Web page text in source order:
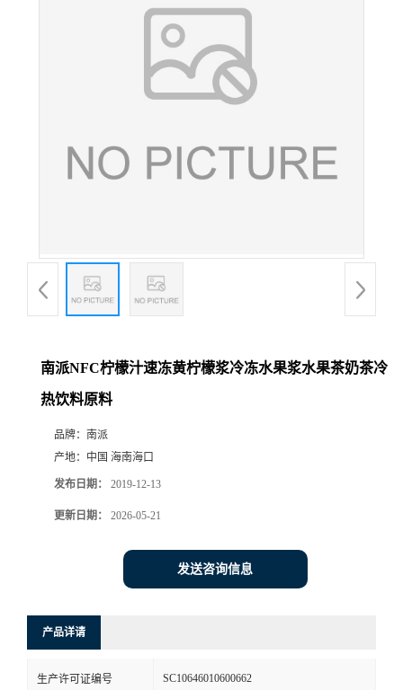
南派NFC柠檬汁速冻黄柠檬浆冷冻水果浆水果茶奶茶冷
热饮料原料
品牌： 南派
产地： 中国 海南海口
发布日期： 2019-12-13
更新日期： 2026-05-21
发送咨询信息
产品详请
生产许可证编号 SC10646010600662